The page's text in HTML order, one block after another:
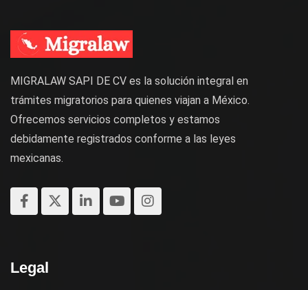
MIGRALAW SAPI DE CV es la solución integral en
trámites migratorios para quienes viajan a México.
Ofrecemos servicios completos y estamos
debidamente registrados conforme a las leyes
mexicanas.
Legal